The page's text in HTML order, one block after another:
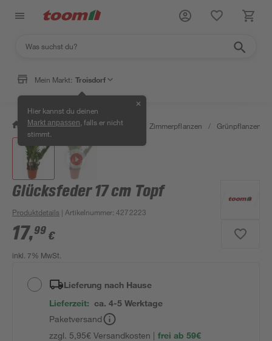
Mein Markt: Troisdorf
Hier kannst du deinen
Markt anpassen , falls er nicht
stimmt.
✕
/ Garten & Freizeit / Pflanzen Zimmerpflanzen / Grünpflanzen
Glücksfeder 17 cm Topf
Produktdetails | Artikelnummer:4272223
17,99 €
inkl. 7% MwSt.
Lieferung nach Hause
Lieferzeit: ca. 4-5 Werktage
Paketversand
zzgl. 5,95€ Versandkosten | frei ab 59€